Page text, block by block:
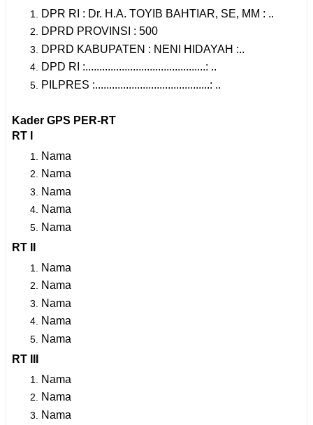
DPR RI : Dr. H.A. TOYIB BAHTIAR, SE, MM : ..
DPRD PROVINSI : 500
DPRD KABUPATEN : NENI HIDAYAH :..
DPD RI :...........................................: ..
PILPRES :.........................................: ..
Kader GPS PER-RT
RT I
Nama
Nama
Nama
Nama
Nama
RT II
Nama
Nama
Nama
Nama
Nama
RT III
Nama
Nama
Nama